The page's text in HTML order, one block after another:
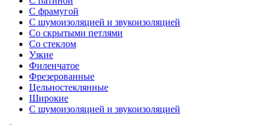
С фрамугой
С шумоизоляцией и звукоизоляцией
Со скрытыми петлями
Со стеклом
Узкие
Филенчатое
Фрезерованные
Цельностеклянные
Широкие
С шумоизоляцией и звукоизоляцией